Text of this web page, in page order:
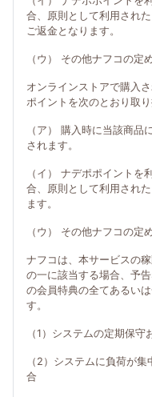
合、原則として利用され
ご返金となります。
（ウ） その他ナフコの定
オンラインストアで購入
ポイントを次のとおり取り
（ア） 購入時に当該商品
されます。
（イ） ナデポポイントを
合、原則として利用され
ます。
（ウ） その他ナフコの定
ナフコは、本サービスの
の一に該当する場合、予
の会員特典の全てあるい
す。
（1）システムの定期保
（2）システムに負荷が
合